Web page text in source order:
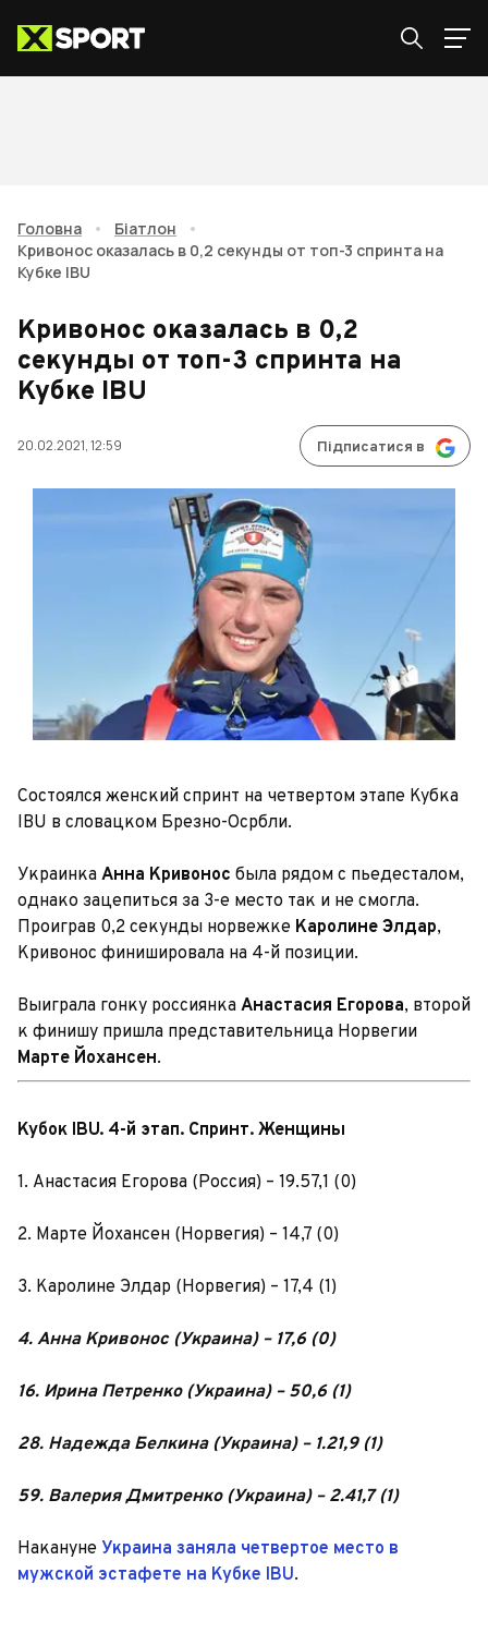
Головна • Біатлон
•
Кривонос оказалась в 0,2 секунды от топ-3 спринта на
Кубке IBU
Кривонос оказалась в 0,2
секунды от топ-3 спринта на
Кубке IBU
20.02.2021, 12:59 Підписатися в
Состоялся женский спринт на четвертом этапе Кубка
IBU в словацком Брезно-Осрбли.
Украинка Анна Кривонос была рядом с пьедесталом,
однако зацепиться за 3-е место так и не смогла.
Проиграв 0,2 секунды норвежке Каролине Элдар,
Кривонос финишировала на 4-й позиции.
Выиграла гонку россиянка Анастасия Егорова, второй
к финишу пришла представительница Норвегии
Марте Йохансен.
Кубок IBU. 4-й этап. Спринт. Женщины
1. Анастасия Егорова (Россия) – 19.57,1 (0)
2. Марте Йохансен (Норвегия) – 14,7 (0)
3. Каролине Элдар (Норвегия) – 17,4 (1)
4. Анна Кривонос (Украина) – 17,6 (0)
16. Ирина Петренко (Украина) – 50,6 (1)
28. Надежда Белкина (Украина) – 1.21,9 (1)
59. Валерия Дмитренко (Украина) – 2.41,7 (1)
Накануне Украина заняла четвертое место в
мужской эстафете на Кубке IBU.